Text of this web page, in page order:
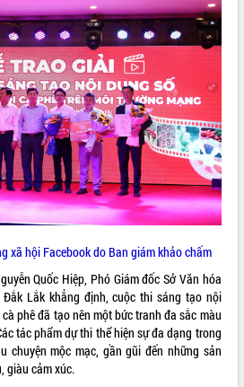
số
hạ
Kỷ
thực
bố
Đắk
Quy
quy
2030,
xã hội Facebook do Ban giám khảo chấm
Quốc Hiệp, Phó Giám đốc Sở Văn hóa
Lắk khẳng định, cuộc thi sáng tạo nội
phê đã tạo nên một bức tranh đa sắc màu
tác phẩm dự thi thể hiện sự đa dạng trong
chuyện mộc mạc, gần gũi đến những sản
giàu cảm xúc.